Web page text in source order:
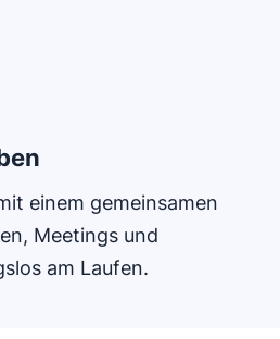
einem gemeinsamen
Meetings und
am Laufen.